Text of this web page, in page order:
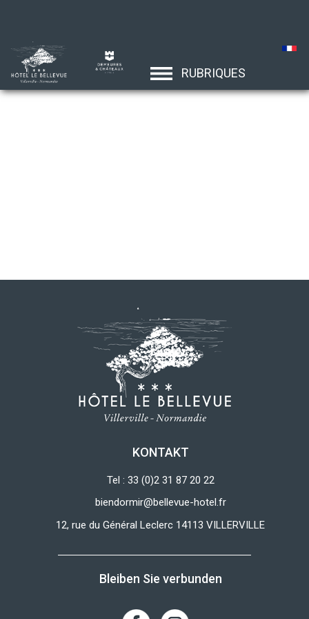
RUBRIQUES
KONTAKT
Tel : 33 (0)2 31 87 20 22
biendormir@bellevue-hotel.fr
12, rue du Général Leclerc 14113 VILLERVILLE
Bleiben Sie verbunden